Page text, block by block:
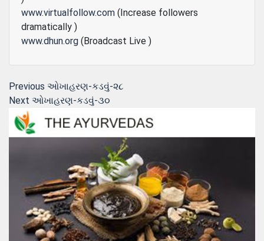
www.virtualfollow.com (Increase followers
dramatically )
www.dhun.org (Broadcast Live )
Post
navigation
Previous Previous
post:
ઓખાહરણ-કડવું-૨૮
Next Next
ઓખાહરણ-કડવું-૩૦